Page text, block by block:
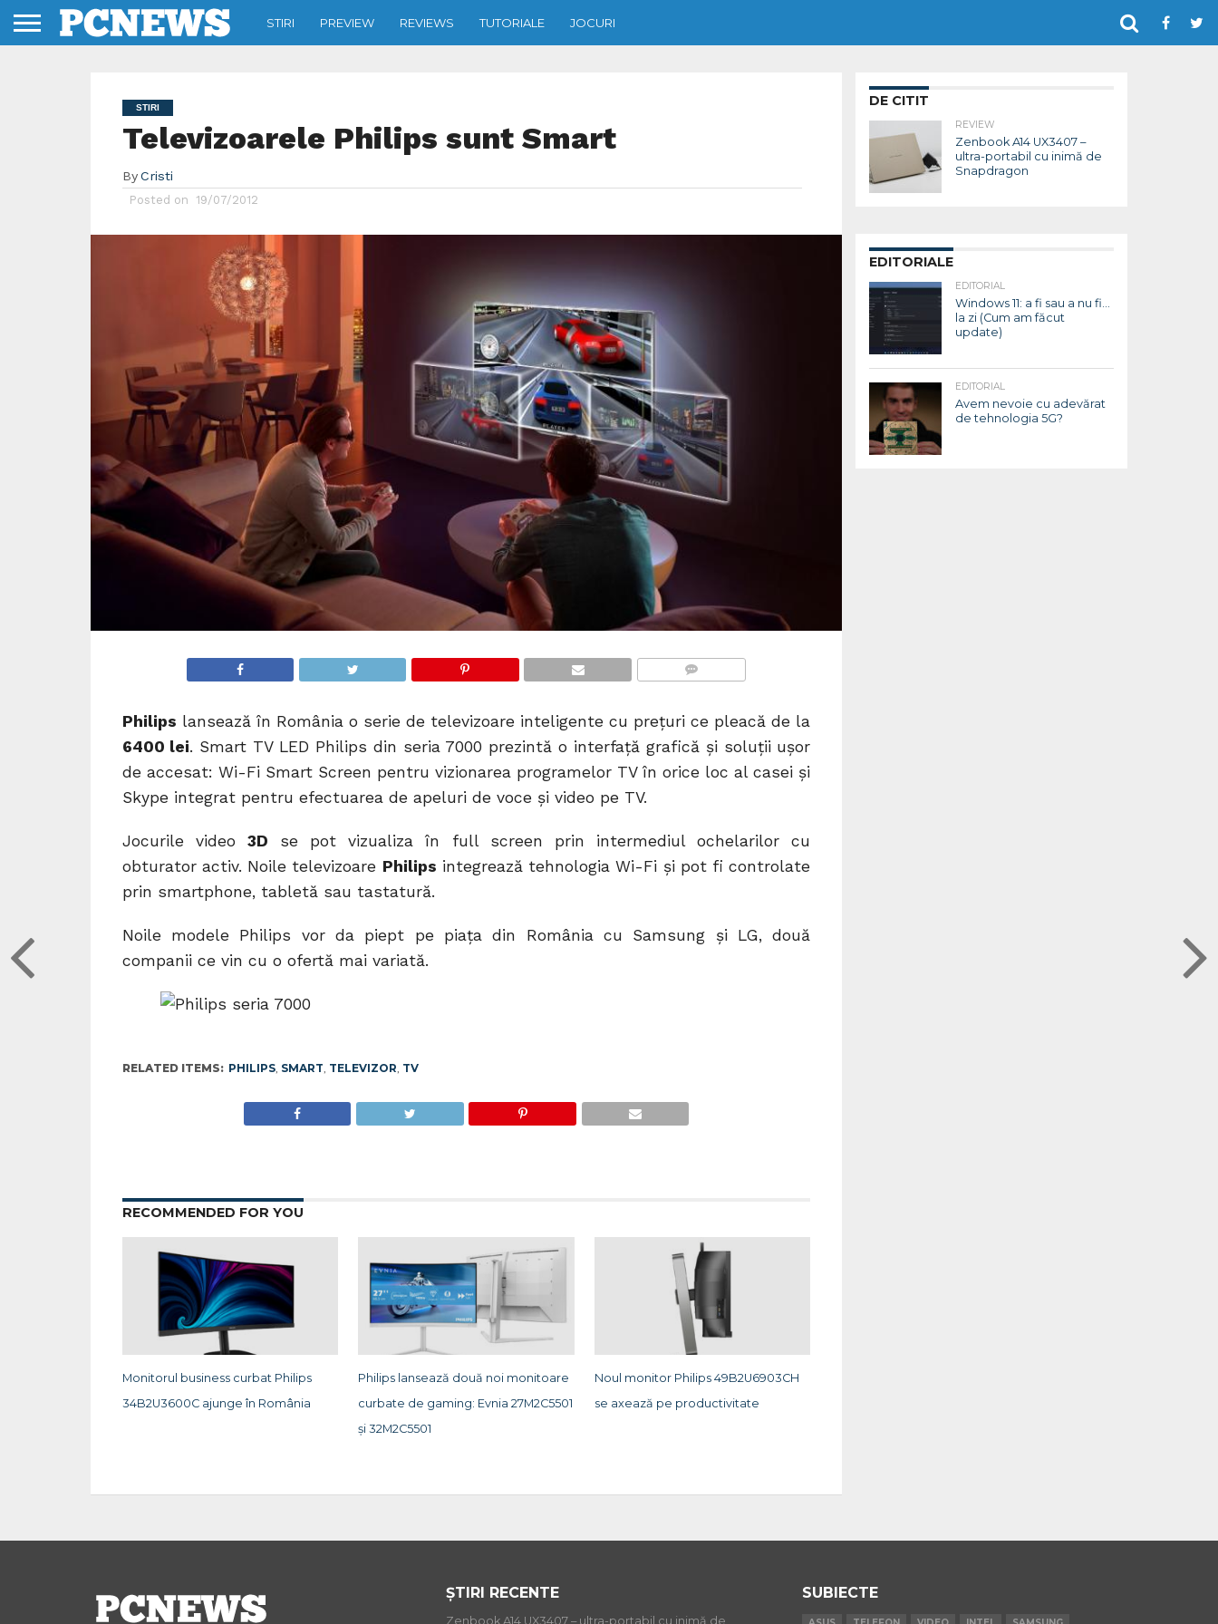
STIRI PREVIEW REVIEWS TUTORIALE JOCURI
STIRI
Televizoarele Philips sunt Smart
By Cristi
Posted on 19/07/2012
Philips lansează în România o serie de televizoare inteligente cu prețuri ce pleacă de la
6400 lei. Smart TV LED Philips din seria 7000 prezintă o interfaţă grafică şi soluţii uşor
de accesat: Wi-Fi Smart Screen pentru vizionarea programelor TV în orice loc al casei şi
Skype integrat pentru efectuarea de apeluri de voce şi video pe TV.
Jocurile video 3D se pot vizualiza în full screen prin intermediul ochelarilor cu
obturator activ. Noile televizoare Philips integrează tehnologia Wi-Fi şi pot fi controlate
prin smartphone, tabletă sau tastatură.
Noile modele Philips vor da piept pe piața din România cu Samsung și LG, două
companii ce vin cu o ofertă mai variată.
RELATED ITEMS: PHILIPS, SMART, TELEVIZOR, TV
RECOMMENDED FOR YOU
Monitorul business curbat Philips
34B2U3600C ajunge în România
Philips lansează două noi monitoare
curbate de gaming: Evnia 27M2C5501
și 32M2C5501
Noul monitor Philips 49B2U6903CH
se axează pe productivitate
DE CITIT
REVIEW
Zenbook A14 UX3407 –
ultra-portabil cu inimă de
Snapdragon
EDITORIALE
EDITORIAL
Windows 11: a fi sau a nu fi…
la zi (Cum am făcut
update)
EDITORIAL
Avem nevoie cu adevărat
de tehnologia 5G?
ȘTIRI RECENTE
Zenbook A14 UX3407 – ultra-portabil cu inimă de
SUBIECTE